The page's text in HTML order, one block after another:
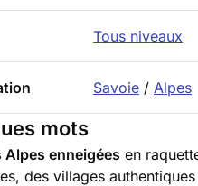
Tous niveaux
Savoie / Alpes
mots
Alpes enneigées en
des villages